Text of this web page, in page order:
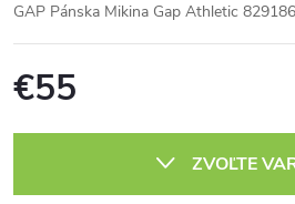
GAP Pánska Mikina Gap Athletic
€55
ZVOĽTE